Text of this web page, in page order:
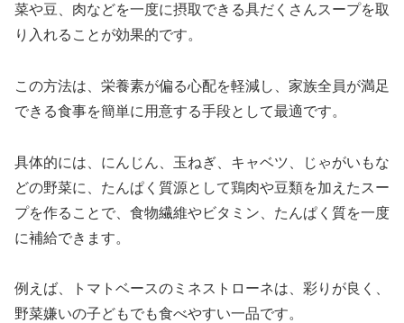
菜や豆、肉などを一度に摂取できる具だくさんスープを取
り入れることが効果的です。
この方法は、栄養素が偏る心配を軽減し、家族全員が満足
できる食事を簡単に用意する手段として最適です。
具体的には、にんじん、玉ねぎ、キャベツ、じゃがいもな
どの野菜に、たんぱく質源として鶏肉や豆類を加えたスー
プを作ることで、食物繊維やビタミン、たんぱく質を一度
に補給できます。
例えば、トマトベースのミネストローネは、彩りが良く、
野菜嫌いの子どもでも食べやすい一品です。